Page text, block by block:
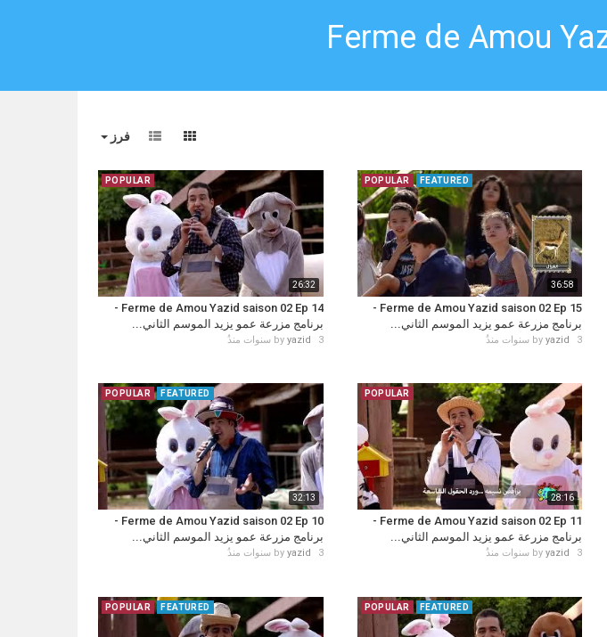
فرز
36:58
POPULAR FEATURED
Ferme de Amou Yazid saison 02 Ep 15 -
برنامج مزرعة عمو يزيد الموسم الثاني...
by yazid 3 سنوات منذُ
26:32
POPULAR
Ferme de Amou Yazid saison 02 Ep 14 -
برنامج مزرعة عمو يزيد الموسم الثاني...
by yazid 3 سنوات منذُ
28:16
POPULAR
Ferme de Amou Yazid saison 02 Ep 11 -
برنامج مزرعة عمو يزيد الموسم الثاني...
by yazid 3 سنوات منذُ
32:13
POPULAR FEATURED
Ferme de Amou Yazid saison 02 Ep 10 -
برنامج مزرعة عمو يزيد الموسم الثاني...
by yazid 3 سنوات منذُ
POPULAR FEATURED
POPULAR FEATURED